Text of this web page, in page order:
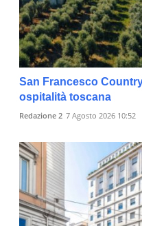
San Francesco
ospitalità toscana
Redazione 2 7 Agosto 2026 10:52